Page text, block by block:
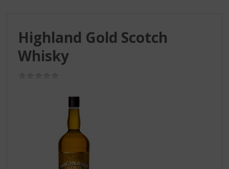
Highland Gold Scotch
Whisky